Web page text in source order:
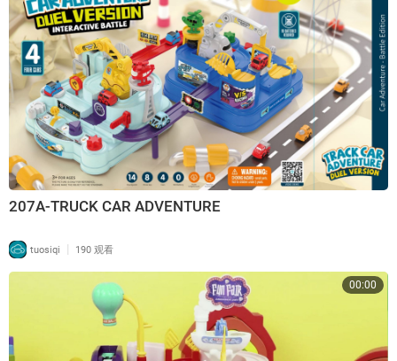
207A-TRUCK CAR ADVENTURE
tuosiqi | 190 观看
00:00